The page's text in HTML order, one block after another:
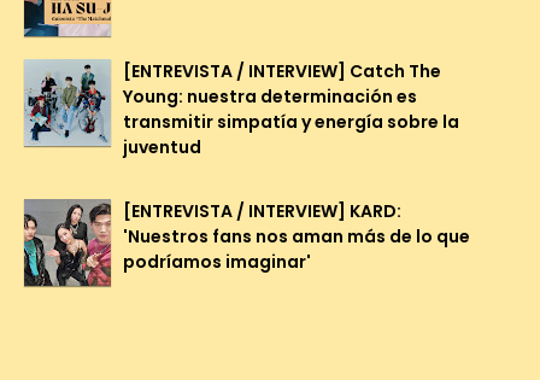
[ENTREVISTA / INTERVIEW] Catch The
Young: nuestra determinación es
transmitir simpatía y energía sobre la
juventud
[ENTREVISTA / INTERVIEW] KARD:
'Nuestros fans nos aman más de lo que
podríamos imaginar'